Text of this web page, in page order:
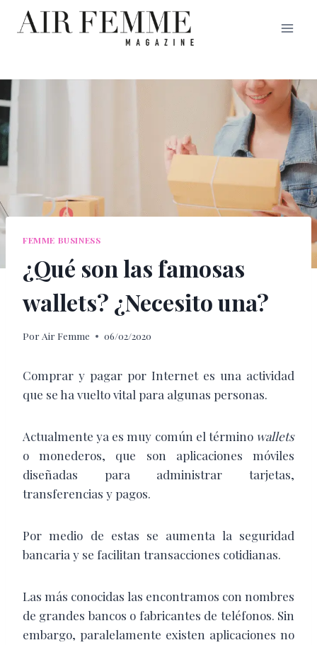
Saltar
FEMME BUSINESS
¿Qué son las famosas
wallets? ¿Necesito una?
Por Air Femme 06/02/2020
Comprar y pagar por Internet es una actividad
que se ha vuelto vital para algunas personas.
Actualmente ya es muy común el término wallets
o monederos, que son aplicaciones móviles
diseñadas para administrar tarjetas,
transferencias y pagos.
Por medio de estas se aumenta la seguridad
bancaria y se facilitan transacciones cotidianas.
Las más conocidas las encontramos con nombres
de grandes bancos o fabricantes de teléfonos. Sin
embargo, paralelamente existen aplicaciones no